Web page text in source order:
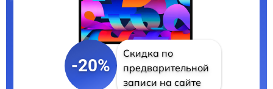
-20%
Скидка по
предварительной
записи на сайте